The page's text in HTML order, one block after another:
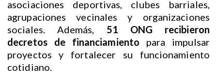
asociaciones deportivas, clubes barriales,
agrupaciones vecinales y organizaciones
sociales. Además, 51 ONG recibieron
decretos de financiamiento para impulsar
proyectos y fortalecer su funcionamiento
cotidiano.